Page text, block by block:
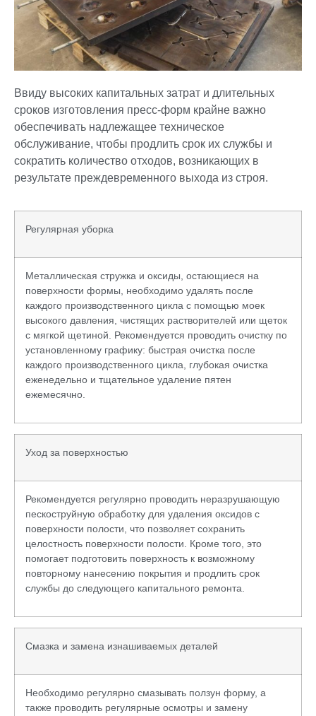
Ввиду высоких капитальных затрат и длительных
сроков изготовления пресс-форм крайне важно
обеспечивать надлежащее техническое
обслуживание, чтобы продлить срок их службы и
сократить количество отходов, возникающих в
результате преждевременного выхода из строя.
Регулярная уборка
Металлическая стружка и оксиды, остающиеся на
поверхности формы, необходимо удалять после
каждого производственного цикла с помощью моек
высокого давления, чистящих растворителей или щеток
с мягкой щетиной. Рекомендуется проводить очистку по
установленному графику: быстрая очистка после
каждого производственного цикла, глубокая очистка
еженедельно и тщательное удаление пятен
ежемесячно.
Уход за поверхностью
Рекомендуется регулярно проводить неразрушающую
пескоструйную обработку для удаления оксидов с
поверхности полости, что позволяет сохранить
целостность поверхности полости. Кроме того, это
помогает подготовить поверхность к возможному
повторному нанесению покрытия и продлить срок
службы до следующего капитального ремонта.
Смазка и замена изнашиваемых деталей
Необходимо регулярно смазывать ползун форму, а
также проводить регулярные осмотры и замену